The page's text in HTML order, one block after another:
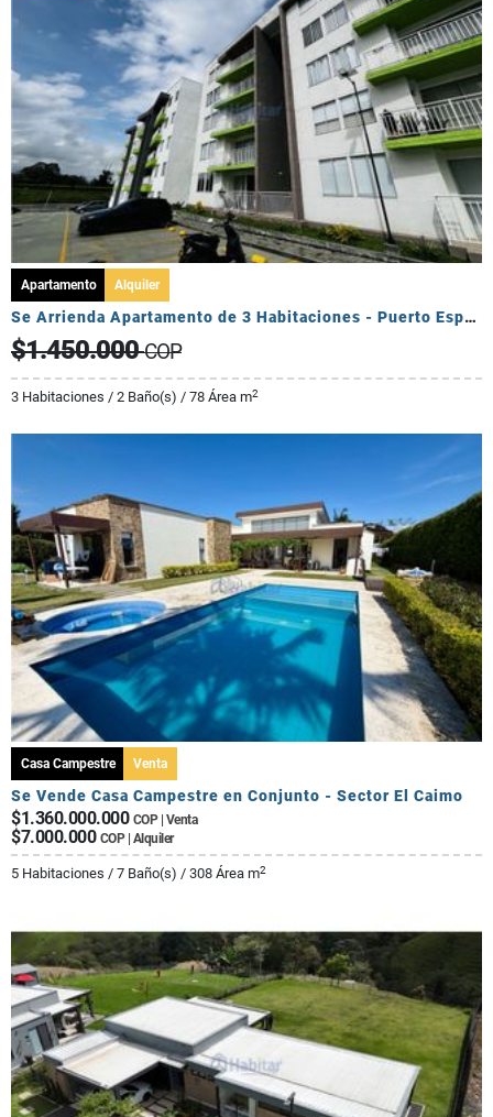
Apartamento Alquiler
Se Arrienda Apartamento de 3 Habitaciones - Puerto Espejo
$1.450.000COP
3 Habitaciones / 2 Baño(s) / 78 Área m2
Casa Campestre Venta
Se Vende Casa Campestre en Conjunto - Sector El Caimo
$1.360.000.000 COP | Venta
$7.000.000 COP | Alquiler
5 Habitaciones / 7 Baño(s) / 308 Área m2